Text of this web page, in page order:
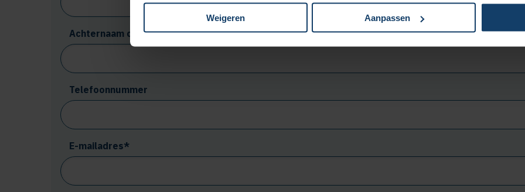
Weigeren Aanpassen
Achternaam contactpersoon*
Telefoonnummer
E-mailadres*